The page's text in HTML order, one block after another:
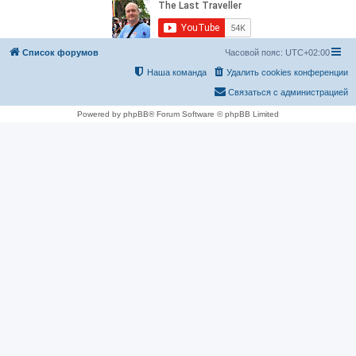
Список форумов Часовой пояс: UTC+02:00
Удалить cookies конференции
Наша команда
Связаться с администрацией
Powered by phpBB® Forum Software © phpBB Limited